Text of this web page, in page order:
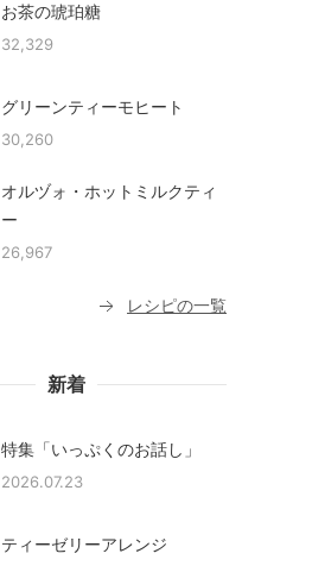
お茶の琥珀糖
32,329
グリーンティーモヒート
30,260
オルヅォ・ホットミルクティ
ー
26,967
レシピの一覧
新着
特集「いっぷくのお話し」
2026.07.23
ティーゼリーアレンジ